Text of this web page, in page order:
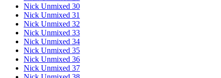
Nick Unmixed 30
Nick Unmixed 31
Nick Unmixed 32
Nick Unmixed 33
Nick Unmixed 34
Nick Unmixed 35
Nick Unmixed 36
Nick Unmixed 37